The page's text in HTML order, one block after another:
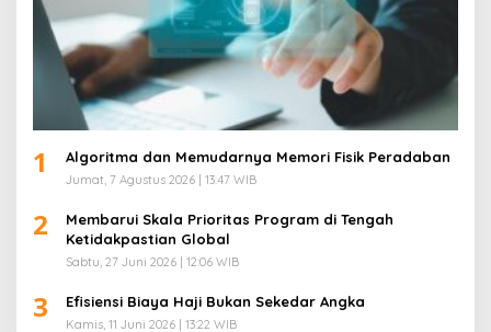
1 Algoritma dan Memudarnya Memori Fisik Peradaban
Jumat, 7 Agustus 2026 | 13:47 WIB
2
Membarui Skala Prioritas Program di Tengah
Ketidakpastian Global
Sabtu, 27 Juni 2026 | 12:06 WIB
3 Efisiensi Biaya Haji Bukan Sekedar Angka
Kamis, 11 Juni 2026 | 13:22 WIB